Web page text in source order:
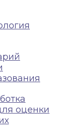
оценки